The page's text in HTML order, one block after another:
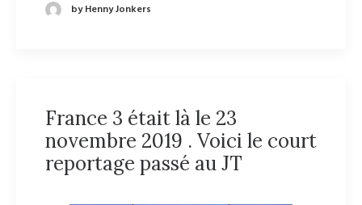
by Henny Jonkers
France 3 était là le 23
novembre 2019 . Voici le court
reportage passé au JT